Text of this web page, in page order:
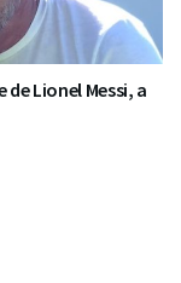
Lionel Messi, a